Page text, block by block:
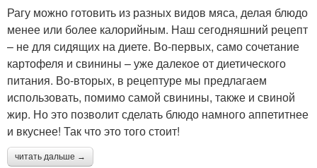
Рагу можно готовить из разных видов мяса, делая блюдо
менее или более калорийным. Наш сегодняшний рецепт
– не для сидящих на диете. Во-первых, само сочетание
картофеля и свинины – уже далекое от диетического
питания. Во-вторых, в рецептуре мы предлагаем
использовать, помимо самой свинины, также и свиной
жир. Но это позволит сделать блюдо намного аппетитнее
и вкуснее! Так что это того стоит!
читать дальше →